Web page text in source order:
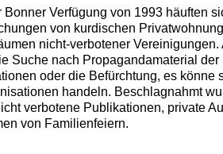
Bonner Verfügung von 1993 häuften
von kurdischen
nicht-verbotener
Suche nach Propagandamaterial
oder die Befürchtung, es könne
handeln. Beschlagnahmt
verbotene Publikationen, private
von Familienfeiern.